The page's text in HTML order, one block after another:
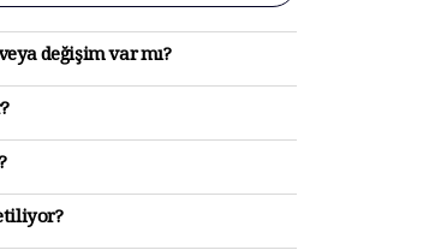
değişim var mı?